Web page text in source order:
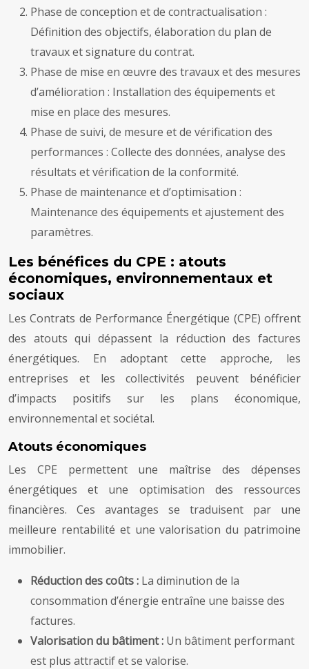
Phase de conception et de contractualisation :
Définition des objectifs, élaboration du plan de
travaux et signature du contrat.
Phase de mise en œuvre des travaux et des mesures
d’amélioration : Installation des équipements et
mise en place des mesures.
Phase de suivi, de mesure et de vérification des
performances : Collecte des données, analyse des
résultats et vérification de la conformité.
Phase de maintenance et d’optimisation :
Maintenance des équipements et ajustement des
paramètres.
Les bénéfices du CPE : atouts
économiques, environnementaux et
sociaux
Les Contrats de Performance Énergétique (CPE) offrent
des atouts qui dépassent la réduction des factures
énergétiques. En adoptant cette approche, les
entreprises et les collectivités peuvent bénéficier
d’impacts positifs sur les plans économique,
environnemental et sociétal.
Atouts économiques
Les CPE permettent une maîtrise des dépenses
énergétiques et une optimisation des ressources
financières. Ces avantages se traduisent par une
meilleure rentabilité et une valorisation du patrimoine
immobilier.
Réduction des coûts : La diminution de la
consommation d’énergie entraîne une baisse des
factures.
Valorisation du bâtiment : Un bâtiment performant
est plus attractif et se valorise.